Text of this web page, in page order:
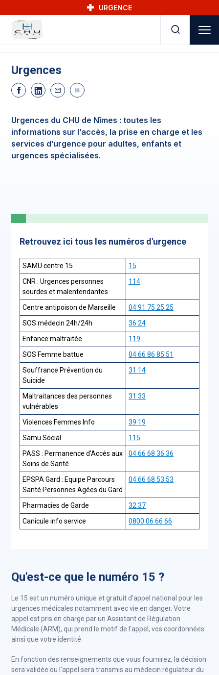
URGENCE
Urgences
Urgences du CHU de Nîmes : toutes les
informations sur l’accès, la prise en charge et les
services d’urgence pour adultes, enfants et
urgences spécialisées.
Retrouvez ici tous les numéros d'urgence
SAMU centre 15
15
CNR : Urgences personnes
sourdes et malentendantes
114
Centre antipoison de Marseille
04 91 75 25 25
SOS médecin 24h/24h
36 24
Enfance maltraitée
119
SOS Femme battue
04 66 86 85 51
Souffrance Prévention du
Suicide
31 14
Maltraitances des personnes
vulnérables
31 33
Violences Femmes Info
39 19
Samu Social
115
PASS : Permanence d'Accès aux
Soins de Santé
04 66 68 36 36
EPSPA Gard : Equipe Parcours
Santé Personnes Agées du Gard
04 66 68 53 53
Pharmacies de Garde
32 37
Canicule info service
0800 06 66 66
Qu'est-ce que le numéro 15 ?
Le 15 est un numéro unique et gratuit d'appel national pour les
urgences médicales notamment avec vie en danger. Votre
appel est pris en charge par un Assistant de Régulation
Médicale (ARM), qui prend le motif de l'appel, vos coordonnées
ainsi que votre identité.
En fonction des renseignements que vous fournirez, la décision
sera validée ou l'appel sera transmis au médecin régulateur du